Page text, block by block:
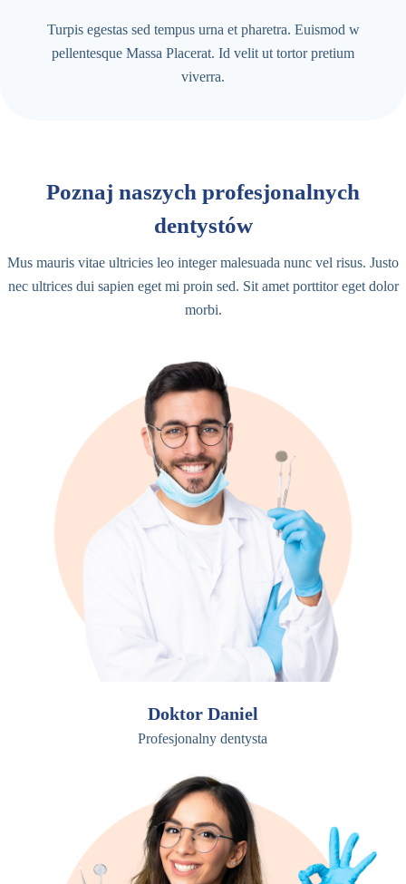
Turpis egestas sed tempus urna et pharetra. Euismod w
pellentesque Massa Placerat. Id velit ut tortor pretium
viverra.
Poznaj naszych profesjonalnych
dentystów
Mus mauris vitae ultricies leo integer malesuada nunc vel risus. Justo
nec ultrices dui sapien eget mi proin sed. Sit amet porttitor eget dolor
morbi.
Doktor Daniel
Profesjonalny dentysta